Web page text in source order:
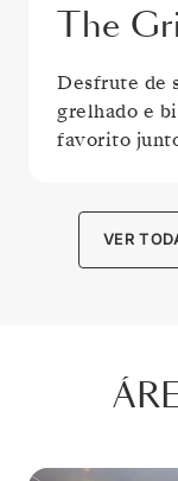
The
Desfrute de
grelhado e
favorito
VER